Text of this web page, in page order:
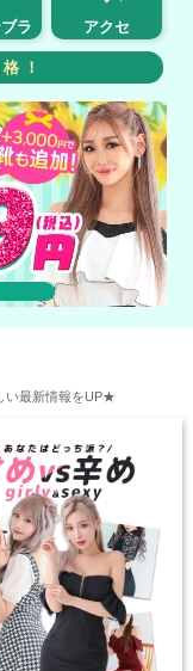
ラ アクセ
！
い最新情報をUP★